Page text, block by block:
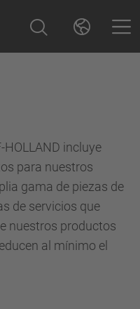
HOLLAND incluye
para nuestros
gama de piezas de
de servicios que
nuestros productos
al mínimo el